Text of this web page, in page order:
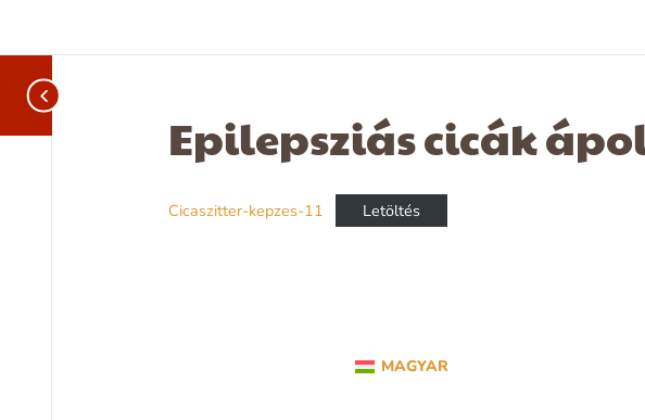
Epilepsziás cicák
Cicaszitter-kepzes-11 Letöltés
MAGYAR